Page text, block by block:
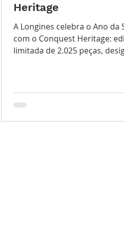
Heritage
A Longines celebra o Ano da
com o Conquest Heritage:
limitada de 2.025 peças,